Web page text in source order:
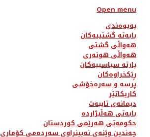
Open menu
پەیوەندی
بابەتە گشتییەکان
هەواڵی گشتی
هەواڵی هونەری
پارتە سیاسییەکان
ڕێکخراوەکان
پرسە و سەرەخۆشی
کاریکاتێر
دیمانەی تایبەت
بابەتی هەڵبژاردە
حکومەتی هەرێمی کوردستان
چەندین وێنەی نەبینراوی سەردەمی کۆماری